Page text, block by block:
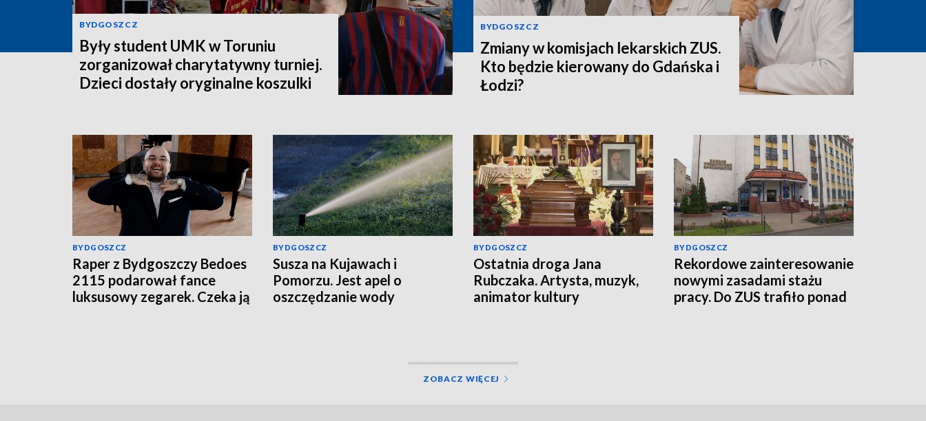
BYDGOSZCZ
Były student UMK w Toruniu
zorganizował charytatywny turniej.
Dzieci dostały oryginalne koszulki
BYDGOSZCZ
Zmiany w komisjach lekarskich ZUS.
Kto będzie kierowany do Gdańska i
Łodzi?
BYDGOSZCZ
Raper z Bydgoszczy Bedoes
2115 podarował fance
luksusowy zegarek. Czeka ją
BYDGOSZCZ
Susza na Kujawach i
Pomorzu. Jest apel o
oszczędzanie wody
BYDGOSZCZ
Ostatnia droga Jana
Rubczaka. Artysta, muzyk,
animator kultury
BYDGOSZCZ
Rekordowe zainteresowanie
nowymi zasadami stażu
pracy. Do ZUS trafiło ponad
ZOBACZ WIĘCEJ